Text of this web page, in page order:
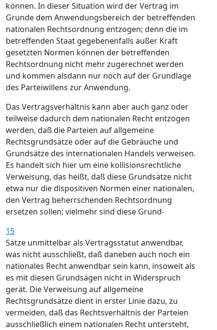
können. In dieser Situation wird der Vertrag im
Grunde dem Anwendungsbereich der betreffenden
nationalen Rechtsordnung entzogen; denn die im
betreffenden Staat gegebenenfalls außer Kraft
gesetzten Normen können der betreffenden
Rechtsordnung nicht mehr zugerechnet werden
und kommen alsdann nur noch auf der Grundlage
des Parteiwillens zur Anwendung.
Das Vertragsverhältnis kann aber auch ganz oder
teilweise dadurch dem nationalen Recht entzogen
werden, daß die Parteien auf allgemeine
Rechtsgrundsätze oder auf die Gebräuche und
Grundsätze des internationalen Handels verweisen.
Es handelt sich hier um eine kollisionsrechtliche
Verweisung, das heißt, daß diese Grundsätze nicht
etwa nur die dispositiven Normen einer nationalen,
den Vertrag beherrschenden Rechtsordnung
ersetzen sollen; vielmehr sind diese Grund-
15
Sätze unmittelbar als Vertragsstatut anwendbar,
was nicht ausschließt, daß daneben auch noch ein
nationales Recht anwendbar sein kann, insoweit als
es mit diesen Grundsägen nicht in Widerspruch
gerät. Die Verweisung auf allgemeine
Rechtsgrundsätze dient in erster Linie dazu, zu
vermeiden, daß das Rechtsverhältnis der Parteien
ausschließlich einem nationalen Recht untersteht,